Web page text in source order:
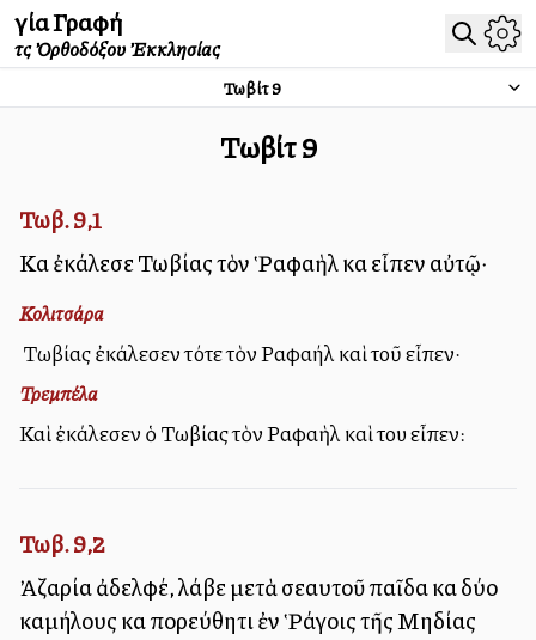
Ἁγία Γραφή
τῆς Ὀρθοδόξου Ἐκκλησίας
Τωβίτ9
Τωβίτ9
Τωβ. 9,1
Καὶ ἐκάλεσε Τωβίας τὸν Ῥαφαὴλ καὶ εἶπεν αὐτῷ·
Κολιτσάρα
Ὁ Τωβίας ἐκάλεσεν τότε τὸν Ραφαήλ καὶ τοῦ εἶπεν·
Τρεμπέλα
Καὶ ἐκάλεσεν ὁ Τωβίας τὸν Ραφαὴλ καὶ του εἶπεν:
Τωβ. 9,2
Ἀζαρία ἀδελφέ, λάβε μετὰ σεαυτοῦ παῖδα καὶ δύο
καμήλους καὶ πορεύθητι ἐν Ῥάγοις τῆς Μηδίας